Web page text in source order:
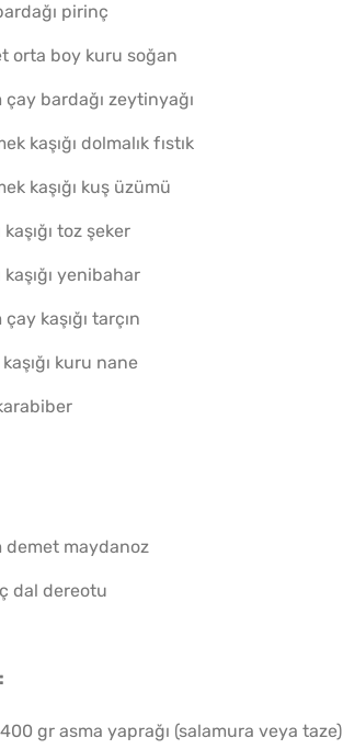
pirinç
orta boy kuru soğan
çay bardağı zeytinyağı
kaşığı dolmalık fıstık
kaşığı kuş üzümü
kaşığı toz şeker
kaşığı yenibahar
çay kaşığı tarçın
kuru nane
demet maydanoz
dal dereotu
gr asma yaprağı (salamura veya taze)